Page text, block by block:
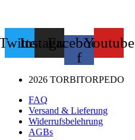
Instagram
Facebook-
f
Youtube
2026 TORBITORPEDO
FAQ
Versand & Lieferung
Widerrufsbelehrung
AGBs